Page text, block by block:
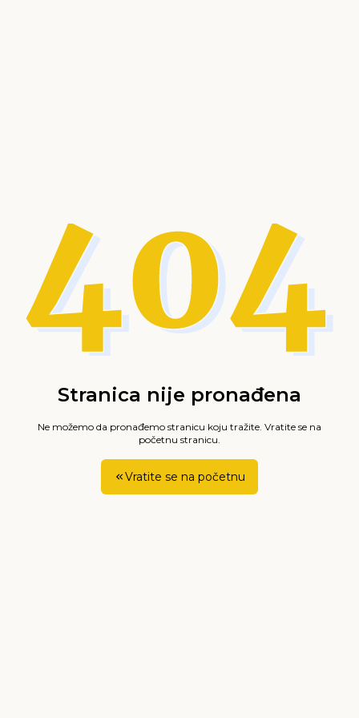
Stranica nije pronađena
Ne možemo da pronađemo stranicu koju tražite. Vratite se na
početnu stranicu.
Vratite se na početnu